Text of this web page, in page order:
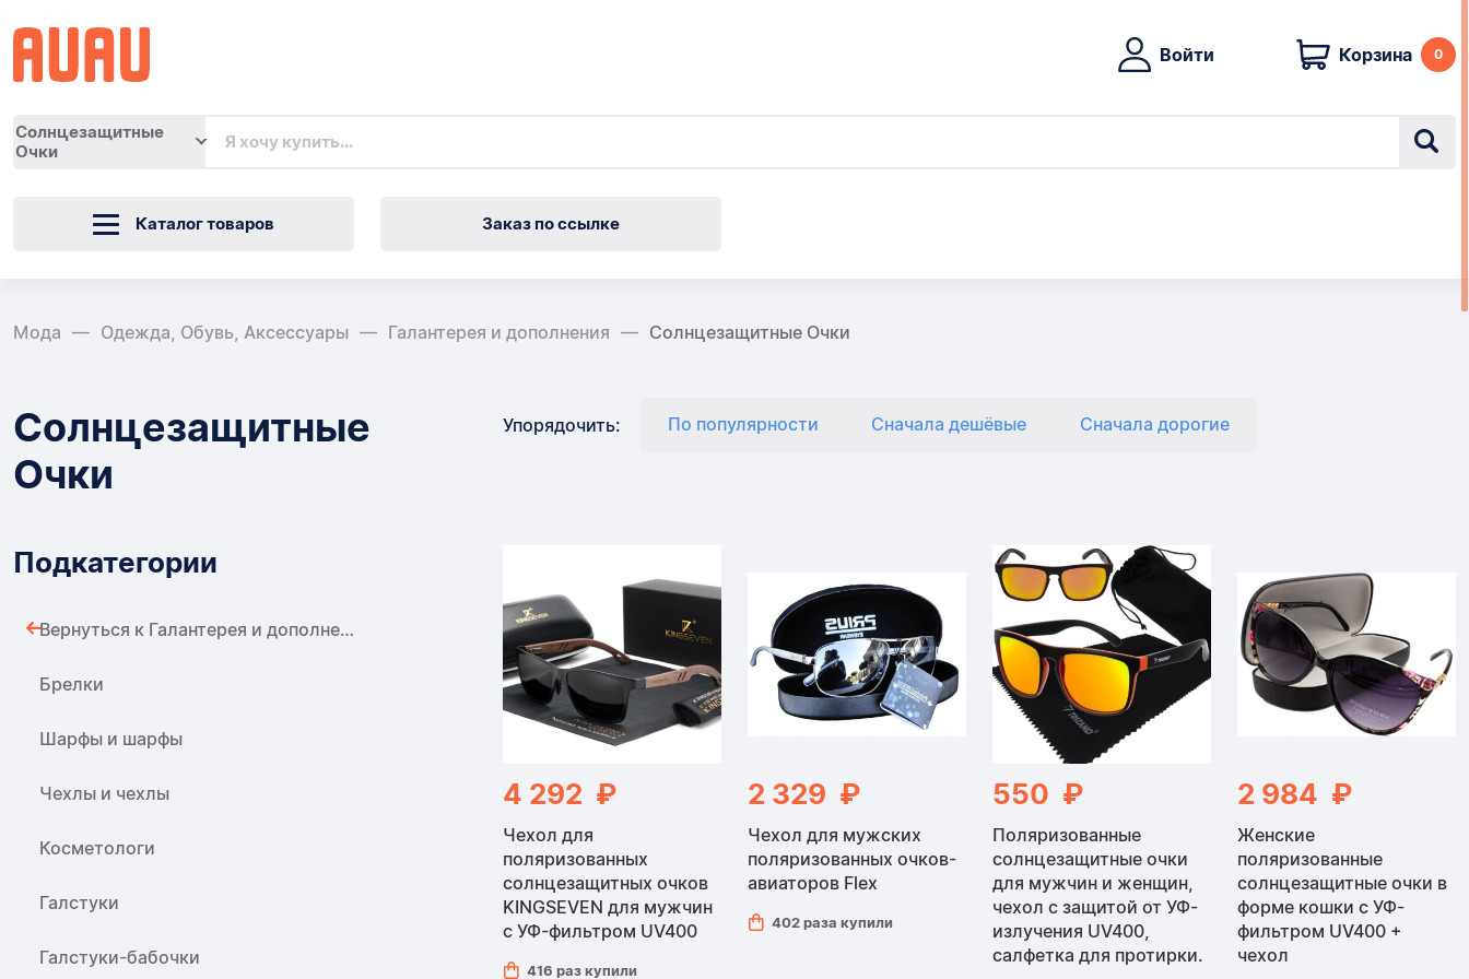
Войти Корзина 0
Солнцезащитные
Очки
Каталог товаров Заказ по ссылке
Мода Одежда, Обувь, Аксессуары Галантерея и дополнения Солнцезащитные Очки
Солнцезащитные
Очки
Подкатегории
Вернуться к Галантерея и дополнения
Брелки
Шарфы и шарфы
Чехлы и чехлы
Косметологи
Галстуки
Галстуки-бабочки
Упорядочить: По популярности Сначала дешёвые Сначала дорогие
Солнцезащитные
Очки
4 292 ₽
Чехол для
поляризованных
солнцезащитных очков
KINGSEVEN для мужчин
с УФ-фильтром UV400
416 раз купили
2 329 ₽
Чехол для мужских
поляризованных очков-
авиаторов Flex
402 раза купили
550 ₽
Поляризованные
солнцезащитные очки
для мужчин и женщин,
чехол с защитой от УФ-
излучения UV400,
салфетка для протирки.
2 984 ₽
Женские
поляризованные
солнцезащитные очки в
форме кошки с УФ-
фильтром UV400 +
чехол